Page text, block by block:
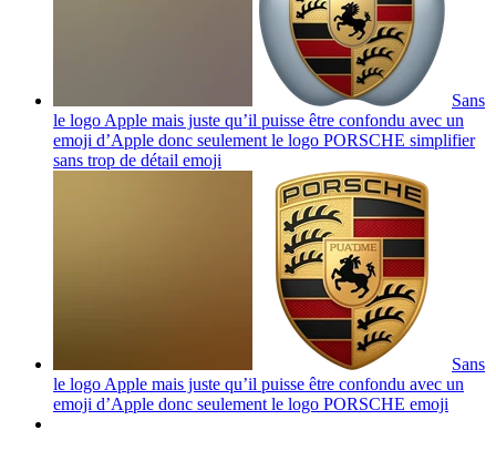
Sans
le logo Apple mais juste qu’il puisse être confondu avec un
emoji d’Apple donc seulement le logo PORSCHE simplifier
sans trop de détail emoji
Sans
le logo Apple mais juste qu’il puisse être confondu avec un
emoji d’Apple donc seulement le logo PORSCHE emoji